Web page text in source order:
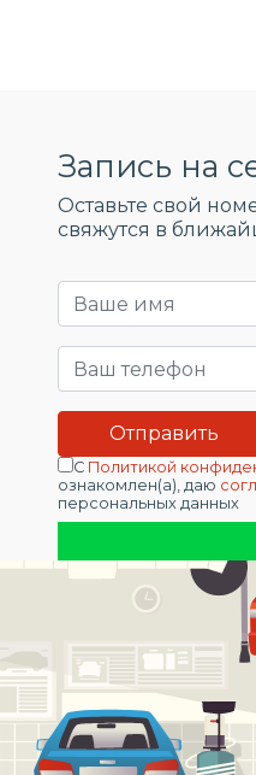
Запись на
Оставьте свой
свяжутся в
С Политикой
ознакомлен(а), даю
персональных данных